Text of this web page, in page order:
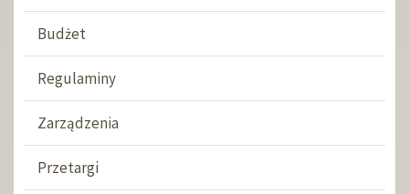
Budżet
Regulaminy
Zarządzenia
Przetargi